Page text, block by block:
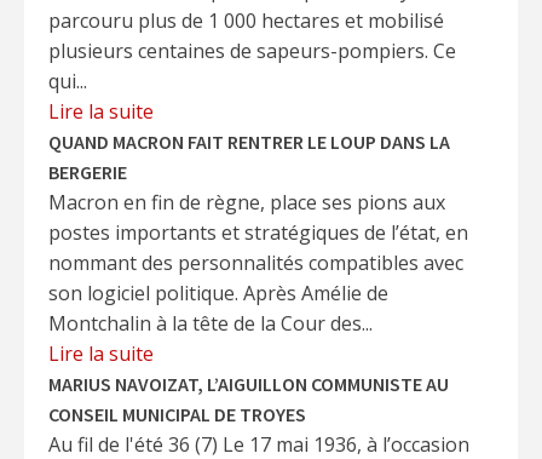
parcouru plus de 1 000 hectares et mobilisé
plusieurs centaines de sapeurs-pompiers. Ce
qui...
Lire la suite
QUAND MACRON FAIT RENTRER LE LOUP DANS LA
BERGERIE
Macron en fin de règne, place ses pions aux
postes importants et stratégiques de l’état, en
nommant des personnalités compatibles avec
son logiciel politique. Après Amélie de
Montchalin à la tête de la Cour des...
Lire la suite
MARIUS NAVOIZAT, L’AIGUILLON COMMUNISTE AU
CONSEIL MUNICIPAL DE TROYES
Au fil de l'été 36 (7) Le 17 mai 1936, à l’occasion